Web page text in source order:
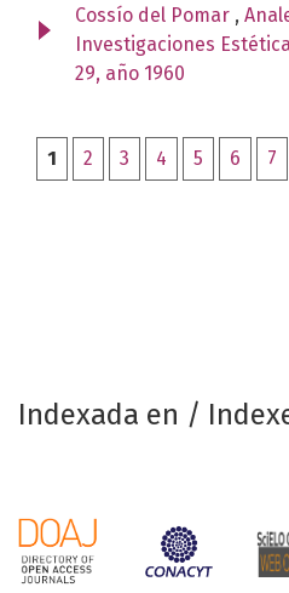
Cossío del Pomar ,
Investigaciones
29, año 1960
1 2 3 4 5 6 7
Indexada en /